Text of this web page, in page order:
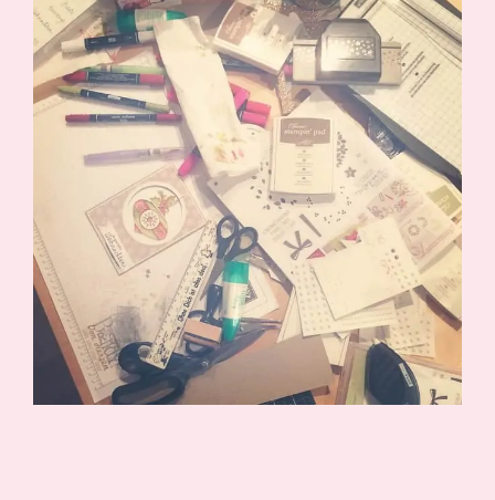
Angebote
Demonstrator werden
Blog
Gutscheine
Produkte erklärt
Über Stampin’ Up!